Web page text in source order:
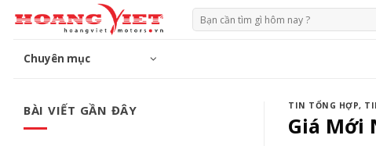
đến
Tìm
kiếm:
Chuyên mục
BÀI VIẾT GẦN ĐÂY TIN TỔNG HỢP,
Giá Mới